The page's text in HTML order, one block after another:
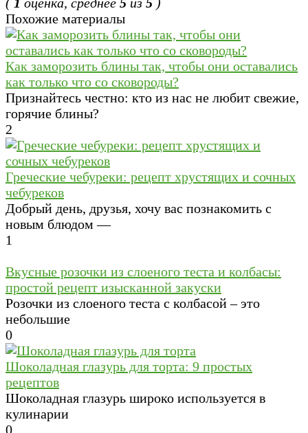
Похожие материалы
Как заморозить блины так, чтобы они оставались
как только что со сковороды?
Признайтесь честно: кто из нас не любит свежие,
горячие блины?
2
Греческие чебуреки: рецепт хрустящих и сочных
чебуреков
Добрый день, друзья, хочу вас познакомить с
новым блюдом —
1
Вкусные розочки из слоеного теста и колбасы:
простой рецепт изысканной закуски
Розочки из слоеного теста с колбасой – это
небольшие
0
Шоколадная глазурь для торта: 9 простых
рецептов
Шоколадная глазурь широко используется в
кулинарии
0